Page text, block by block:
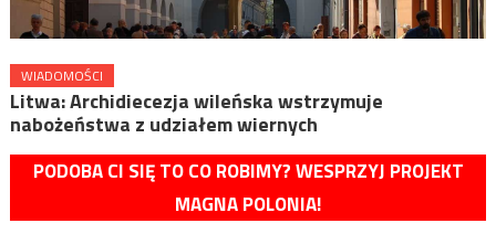
WIADOMOŚCI
Litwa: Archidiecezja wileńska wstrzymuje
nabożeństwa z udziałem wiernych
PODOBA CI SIĘ TO CO ROBIMY? WESPRZYJ PROJEKT
MAGNA POLONIA!